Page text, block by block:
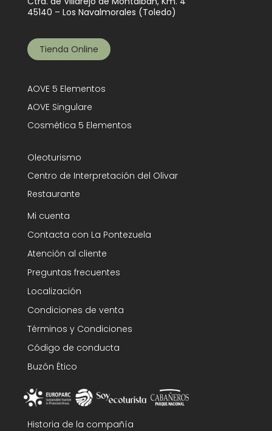
45140 – Los Navalmorales (Toledo)
Tienda Online
AOVE 5 Elementos
AOVE Singulare
Cosmética 5 Elementos
Oleoturismo
Centro de Interpretación del Olivar
Restaurante
Mi cuenta
Contacta con La Pontezuela
Atención al cliente
Preguntas frecuentes
Localización
Condiciones de venta
Términos y Condiciones
Código de conducta
Buzón Ético
Historia de la compañía